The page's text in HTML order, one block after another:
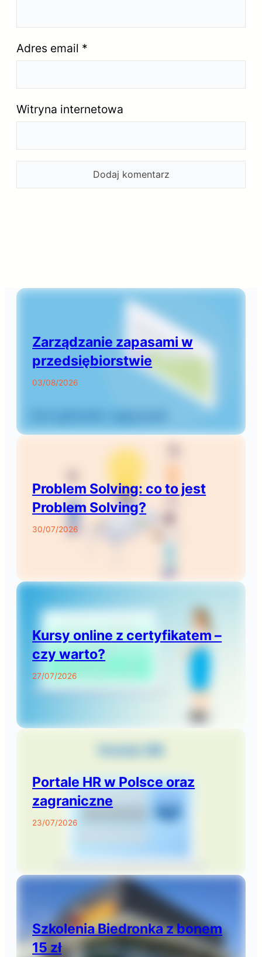
Adres email *
Witryna internetowa
Zarządzanie zapasami w
przedsiębiorstwie
03/08/2026
Problem Solving: co to jest
Problem Solving?
30/07/2026
Kursy online z certyfikatem –
czy warto?
27/07/2026
Portale HR w Polsce oraz
zagraniczne
23/07/2026
Szkolenia Biedronka z bonem
15 zł